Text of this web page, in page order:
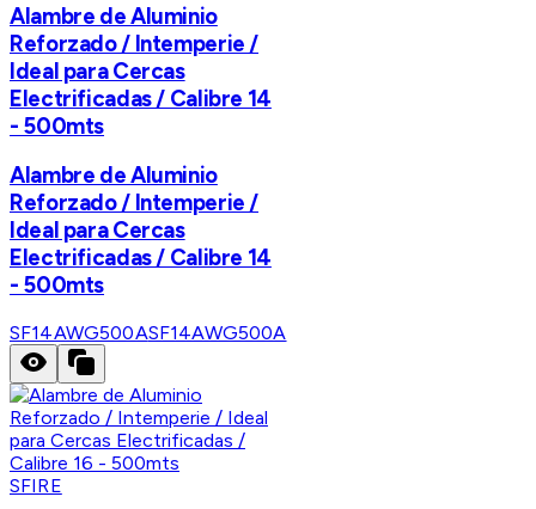
Alambre de Aluminio
Reforzado / Intemperie /
Ideal para Cercas
Electrificadas / Calibre 14
- 500mts
Alambre de Aluminio
Reforzado / Intemperie /
Ideal para Cercas
Electrificadas / Calibre 14
- 500mts
SF14AWG500ASF14AWG500A
SFIRE